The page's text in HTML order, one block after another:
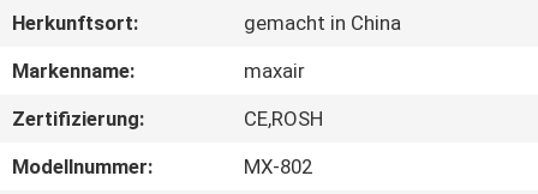
UNS
AUSFLUG
Herkunftsort:
gemacht in China
Markenname:
maxair
Zertifizierung:
CE,ROSH
Modellnummer:
MX-802